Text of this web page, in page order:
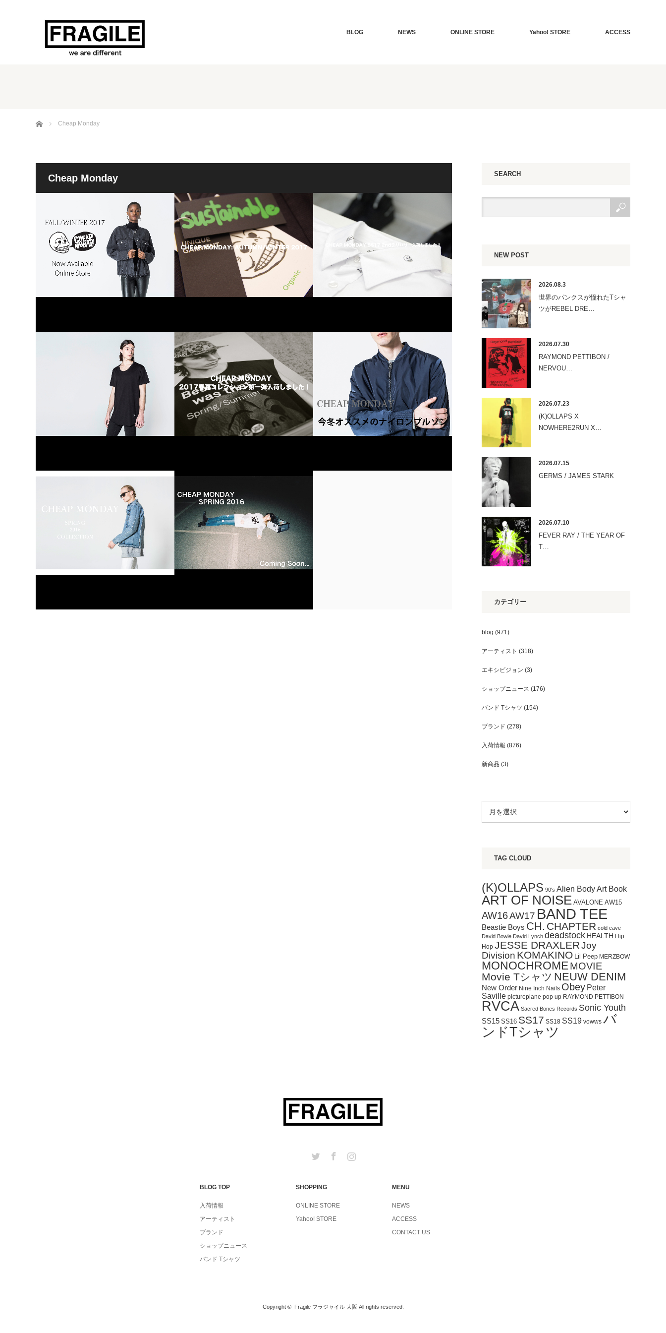
BLOG NEWS ONLINE STORE Yahoo! STORE ACCESS
ホーム Cheap Monday
Cheap Monday SEARCH
NEW POST
2026.08.3
世界のパンクスが憧れたTシャ
ツがREBEL DRE…
2026.07.30
RAYMOND PETTIBON /
NERVOU…
2026.07.23
(K)OLLAPS X
NOWHERE2RUN X…
2026.07.15
GERMS / JAMES STARK
2026.07.10
FEVER RAY / THE YEAR OF
T…
カテゴリー
blog (971)
アーティスト (318)
エキシビジョン (3)
ショップニュース (176)
バンド Tシャツ (154)
ブランド (278)
入荷情報 (876)
新商品 (3)
TAG CLOUD
(K)OLLAPS 90's Alien BodyArt Book
ART OF NOISE AVALONE AW15
AW16AW17 BAND TEE
Beastie Boys CH. CHAPTER cold cave
David Bowie David Lynch deadstock HEALTH Hip
Hop JESSE DRAXLERJoy
Division KOMAKINO Lil Peep MERZBOW
MONOCHROMEMOVIE
Movie Tシャツ NEUW DENIM
New Order Nine Inch Nails Obey Peter
Saville pictureplane pop up RAYMOND PETTIBON
RVCA Sacred Bones Records Sonic Youth
SS15 SS16 SS17 SS18 SS19 vowws バ
ンドTシャツ
Twitter Facebook
BLOG TOP
入荷情報
アーティスト
ブランド
ショップニュース
バンド Tシャツ
SHOPPING
ONLINE STORE
Yahoo! STORE
MENU
NEWS
ACCESS
CONTACT US
Copyright © Fragile フラジャイル 大阪 All rights reserved.